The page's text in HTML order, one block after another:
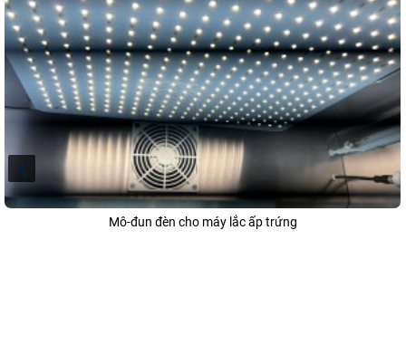
Mô-đun đèn cho máy lắc ấp trứng